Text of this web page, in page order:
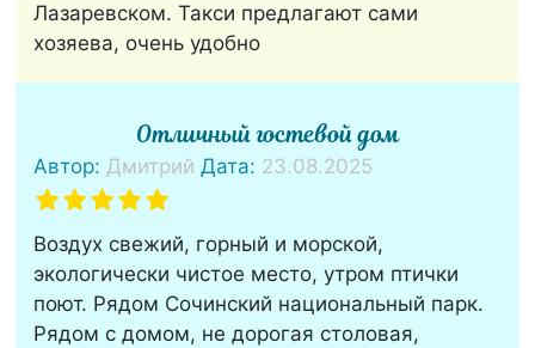
Лазаревском. Такси предлагают сами
хозяева, очень удобно
Отличный гостевой дом
Автор:Дмитрий Дата: 23.08.2025
Воздух свежий, горный и морской,
экологически чистое место, утром птички
поют. Рядом Сочинский национальный парк.
Рядом с домом, не дорогая столовая,